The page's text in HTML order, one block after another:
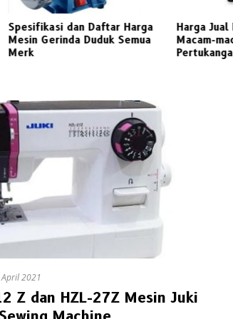
Harga
Semua
Harga Jual Distributor
Macam-macam Mesin Bor
Pertukangan Berbagai Merek
April 2021
Z dan HZL-27Z Mesin Juki